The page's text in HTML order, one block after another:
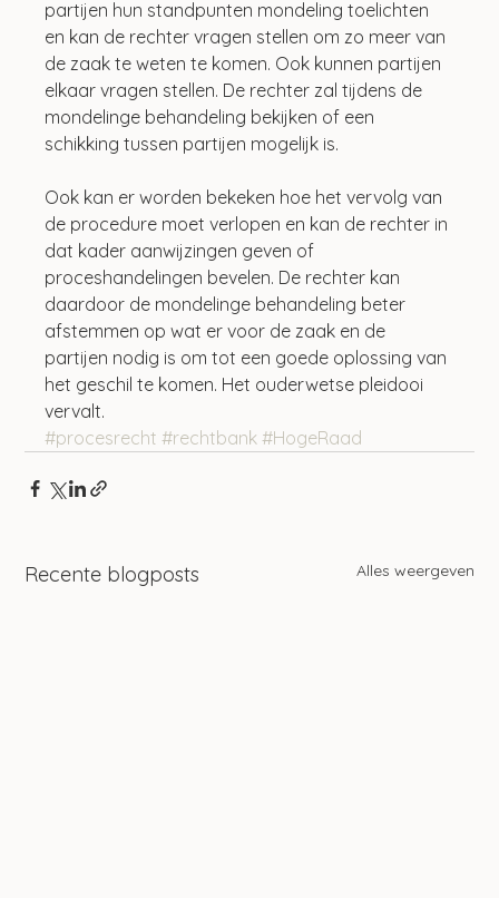
partijen hun standpunten mondeling toelichten
en kan de rechter vragen stellen om zo meer van
de zaak te weten te komen. Ook kunnen partijen
elkaar vragen stellen. De rechter zal tijdens de
mondelinge behandeling bekijken of een
schikking tussen partijen mogelijk is.
Ook kan er worden bekeken hoe het vervolg van
de procedure moet verlopen en kan de rechter in
dat kader aanwijzingen geven of
proceshandelingen bevelen. De rechter kan
daardoor de mondelinge behandeling beter
afstemmen op wat er voor de zaak en de
partijen nodig is om tot een goede oplossing van
het geschil te komen. Het ouderwetse pleidooi
vervalt.
#procesrecht #rechtbank #HogeRaad
Recente blogposts Alles weergeven